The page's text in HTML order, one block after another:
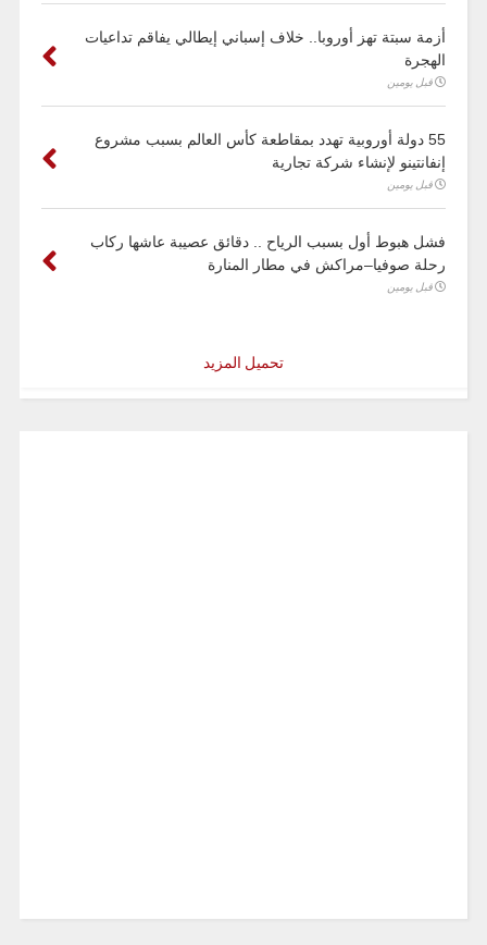
أزمة سبتة تهز أوروبا.. خلاف إسباني إيطالي يفاقم تداعيات
الهجرة
قبل يومين
55 دولة أوروبية تهدد بمقاطعة كأس العالم بسبب مشروع
إنفانتينو لإنشاء شركة تجارية
قبل يومين
فشل هبوط أول بسبب الرياح .. دقائق عصيبة عاشها ركاب
رحلة صوفيا–مراكش في مطار المنارة
قبل يومين
تحميل المزيد